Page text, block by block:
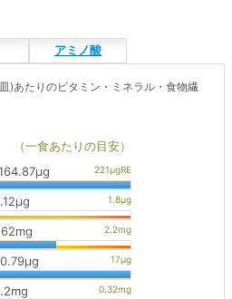
アミノ酸
)あたりのビタミン・ミネラル・食物繊
（一食あたりの目安）